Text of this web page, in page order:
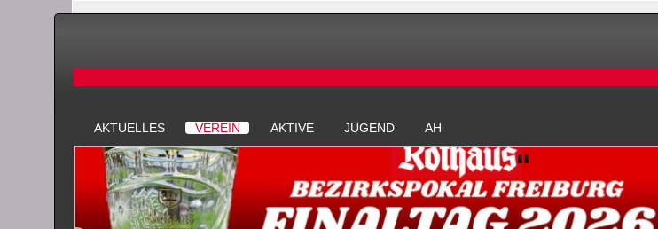
AKTUELLES VEREIN AKTIVE JUGEND AH